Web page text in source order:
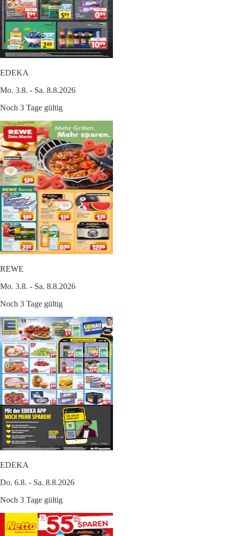
EDEKA
Mo. 3.8. - Sa. 8.8.2026
Noch 3 Tage gültig
REWE
Mo. 3.8. - Sa. 8.8.2026
Noch 3 Tage gültig
EDEKA
Do. 6.8. - Sa. 8.8.2026
Noch 3 Tage gültig